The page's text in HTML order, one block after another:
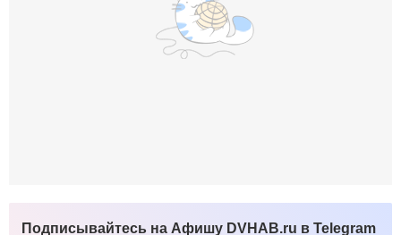
Подписывайтесь на Афишу DVHAB.ru в Telegram